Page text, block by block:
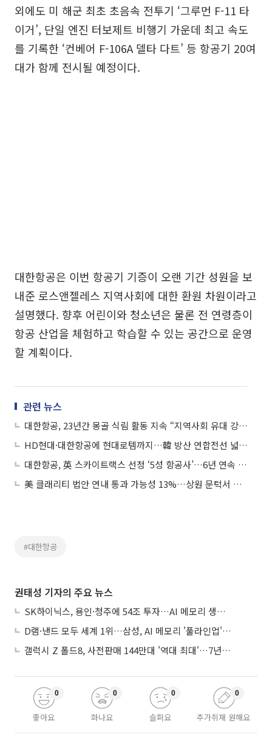
외에도 미 해군 최초 초음속 전투기 ‘그루먼 F-11 타
이거’, 단일 엔진 터보제트 비행기 가운데 최고 속도
를 기록한 ‘컨베어 F-106A 델타 다트’ 등 항공기 20여
대가 함께 전시될 예정이다.
대한항공은 이번 항공기 기증이 오랜 기간 성원을 보
내준 로스앤젤레스 지역사회에 대한 환원 차원이라고
설명했다. 향후 어린이와 청소년은 물론 전 연령층이
항공 산업을 체험하고 학습할 수 있는 공간으로 운영
할 계획이다.
관련 뉴스
대한항공, 23년간 몽골 식림 활동 지속 “지역사회 유대 강화”
HD현대·대한항공에 현대로템까지…韓 방산 연합전선 넓히는 안두릴
대한항공, 英 스카이트랙스 선정 ‘5성 항공사’…6년 연속 선정
美 클래리티 법안 연내 통과 가능성 13%…상원 문턱서 제동
#대한항공
권태성 기자의 주요 뉴스
SK하이닉스, 용인·청주에 54조 투자…AI 메모리 생산기지 키운다
D램·낸드 모두 세계 1위…삼성, AI 메모리 '풀라인업'으로 승부
갤럭시 Z 폴드8, 사전판매 144만대 '역대 최대'…7년만에 갤노트10 기록 넘어
좋아요
0
화나요
0
슬퍼요
0
추가취재 원해요
0